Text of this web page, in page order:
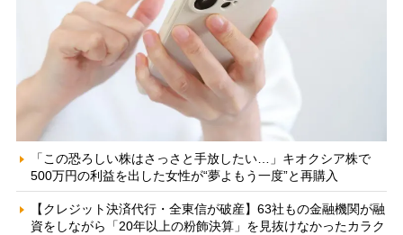
「この恐ろしい株はさっさと手放したい…」キオクシア株で
500万円の利益を出した女性が“夢よもう一度”と再購入
【クレジット決済代行・全東信が破産】63社もの金融機関が融
資をしながら「20年以上の粉飾決算」を見抜けなかったカラク